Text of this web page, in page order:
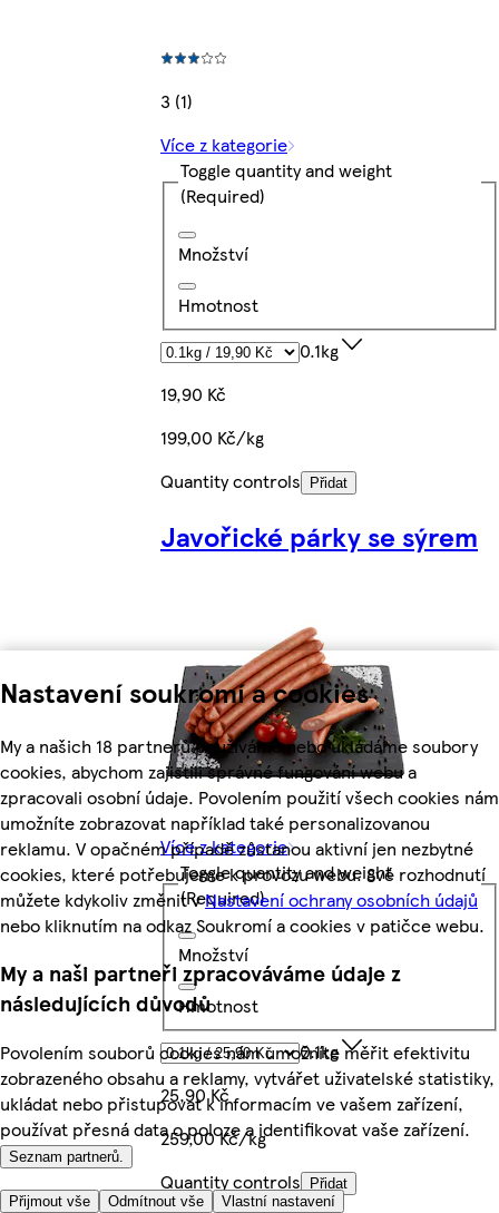
Nastavení soukromí a cookies
My a našich 18 partnerů používáme nebo ukládáme soubory
cookies, abychom zajistili správné fungování webu a
zpracovali osobní údaje. Povolením použití všech cookies nám
umožníte zobrazovat například také personalizovanou
reklamu. V opačném případě zůstanou aktivní jen nezbytné
cookies, které potřebujeme k provozu webu. Své rozhodnutí
můžete kdykoliv změnit vNastavení ochrany osobních údajů
nebo kliknutím na odkaz Soukromí a cookies v patičce webu.
My a naši partneři zpracováváme údaje z
následujících důvodů
Povolením souborů cookies nám umožníte měřit efektivitu
zobrazeného obsahu a reklamy, vytvářet uživatelské statistiky,
ukládat nebo přistupovat k informacím ve vašem zařízení,
používat přesná data o poloze a identifikovat vaše zařízení.
Seznam partnerů.
Přijmout vše Odmítnout vše Vlastní nastavení
3 (1)
Více z kategorie
Toggle quantity and weight
(Required)
Množství
Hmotnost
0.1kg
19,90 Kč
199,00 Kč/kg
Quantity controls
Přidat
Javořické párky se sýrem
Více z kategorie
Toggle quantity and weight
(Required)
Množství
Hmotnost
0.1kg
25,90 Kč
259,00 Kč/kg
Quantity controls
Přidat